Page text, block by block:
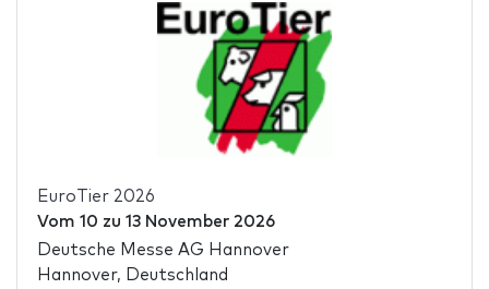
EuroTier 2026
Vom 10 zu 13 November 2026
Deutsche Messe AG Hannover
Hannover, Deutschland